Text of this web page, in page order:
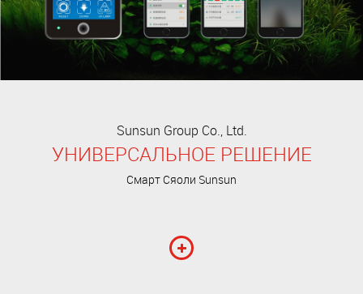
Sunsun Group Co., Ltd.
УНИВЕРСАЛЬНОЕ РЕШЕНИЕ
Смарт Сяоли Sunsun